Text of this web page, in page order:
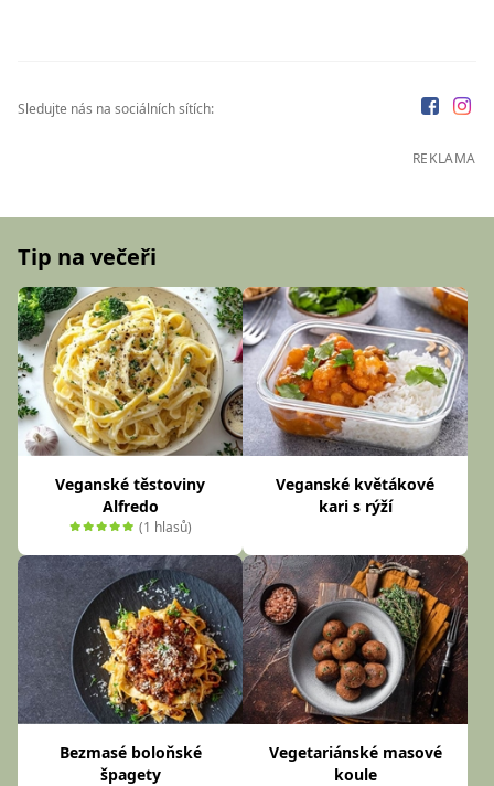
Sledujte nás na sociálních sítích:
REKLAMA
Tip na večeři
Veganské těstoviny
Alfredo
(1 hlasů)
Veganské květákové
kari s rýží
Bezmasé boloňské
špagety
Vegetariánské masové
koule